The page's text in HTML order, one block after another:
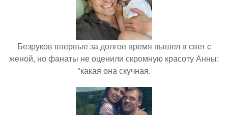
Безруков впервые за долгое время вышел в свет с
женой, но фанаты не оценили скромную красоту Анны:
"какая она скучная.